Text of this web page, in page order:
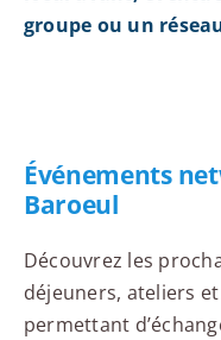
groupe ou un
Événements
Baroeul
Découvrez les
déjeuners, ateliers
permettant